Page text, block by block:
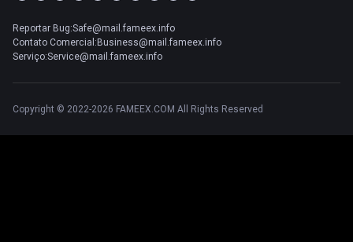
Reportar Bug:Safe@mail.fameex.info
Contato Comercial:Business@mail.fameex.info
Serviço:Service@mail.fameex.info
Copyright © 2022-2026 FAMEEX.COM All Rights Reserved